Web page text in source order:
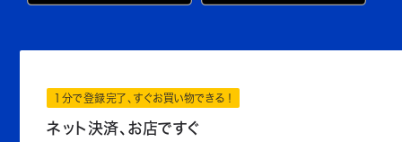
1分で登録完了、すぐお買い物できる！
ネット決済、お店ですぐ